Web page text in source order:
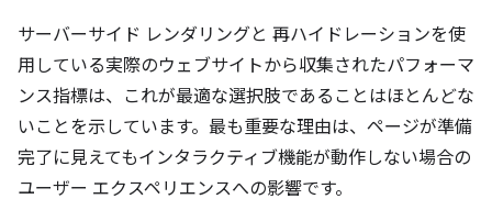
サーバーサイド レンダリングと 再ハイドレーションを使
用している実際のウェブサイトから収集されたパフォーマ
ンス指標は、これが最適な選択肢であることはほとんどな
いことを示しています。最も重要な理由は、ページが準備
完了に見えてもインタラクティブ機能が動作しない場合の
ユーザー エクスペリエンスへの影響です。